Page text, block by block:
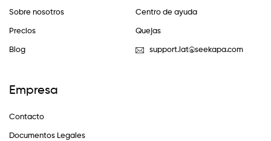
Sobre nosotros
Precios
Blog
Centro de ayuda
Quejas
support.lat@seekapa.com
Empresa
Contacto
Documentos Legales